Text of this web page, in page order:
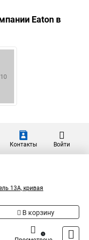
Eaton в
Контакты Войти
13А, кривая
В корзину
1